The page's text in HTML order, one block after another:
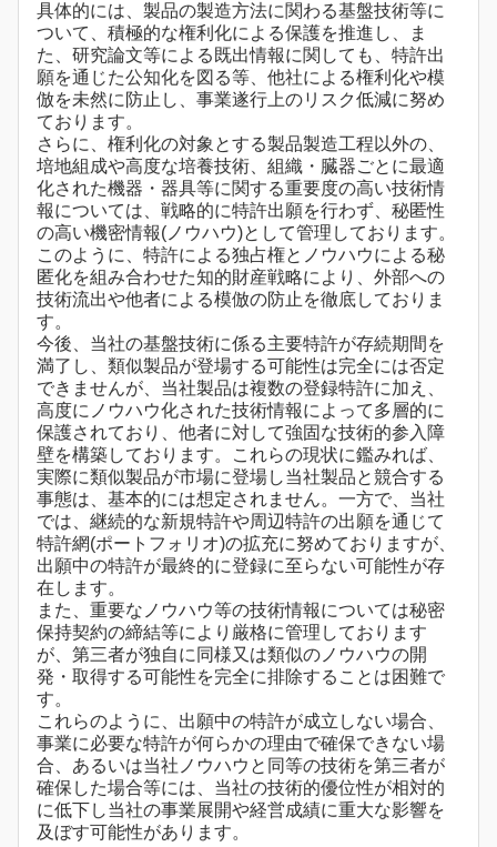
具体的には、製品の製造方法に関わる基盤技術等に
ついて、積極的な権利化による保護を推進し、ま
た、研究論文等による既出情報に関しても、特許出
願を通じた公知化を図る等、他社による権利化や模
倣を未然に防止し、事業遂行上のリスク低減に努め
ております。
さらに、権利化の対象とする製品製造工程以外の、
培地組成や高度な培養技術、組織・臓器ごとに最適
化された機器・器具等に関する重要度の高い技術情
報については、戦略的に特許出願を行わず、秘匿性
の高い機密情報(ノウハウ)として管理しております。
このように、特許による独占権とノウハウによる秘
匿化を組み合わせた知的財産戦略により、外部への
技術流出や他者による模倣の防止を徹底しておりま
す。
今後、当社の基盤技術に係る主要特許が存続期間を
満了し、類似製品が登場する可能性は完全には否定
できませんが、当社製品は複数の登録特許に加え、
高度にノウハウ化された技術情報によって多層的に
保護されており、他者に対して強固な技術的参入障
壁を構築しております。これらの現状に鑑みれば、
実際に類似製品が市場に登場し当社製品と競合する
事態は、基本的には想定されません。一方で、当社
では、継続的な新規特許や周辺特許の出願を通じて
特許網(ポートフォリオ)の拡充に努めておりますが、
出願中の特許が最終的に登録に至らない可能性が存
在します。
また、重要なノウハウ等の技術情報については秘密
保持契約の締結等により厳格に管理しております
が、第三者が独自に同様又は類似のノウハウの開
発・取得する可能性を完全に排除することは困難で
す。
これらのように、出願中の特許が成立しない場合、
事業に必要な特許が何らかの理由で確保できない場
合、あるいは当社ノウハウと同等の技術を第三者が
確保した場合等には、当社の技術的優位性が相対的
に低下し当社の事業展開や経営成績に重大な影響を
及ぼす可能性があります。